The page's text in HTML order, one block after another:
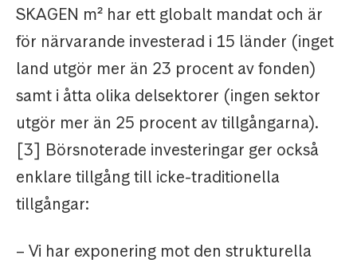
SKAGEN m² har ett globalt mandat och är
för närvarande investerad i 15 länder (inget
land utgör mer än 23 procent av fonden)
samt i åtta olika delsektorer (ingen sektor
utgör mer än 25 procent av tillgångarna).
[3] Börsnoterade investeringar ger också
enklare tillgång till icke-traditionella
tillgångar:
– Vi har exponering mot den strukturella